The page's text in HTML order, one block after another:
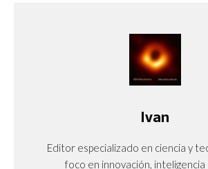
Ivan
Editor especializado en ciencia y
foco en innovación, inteligencia